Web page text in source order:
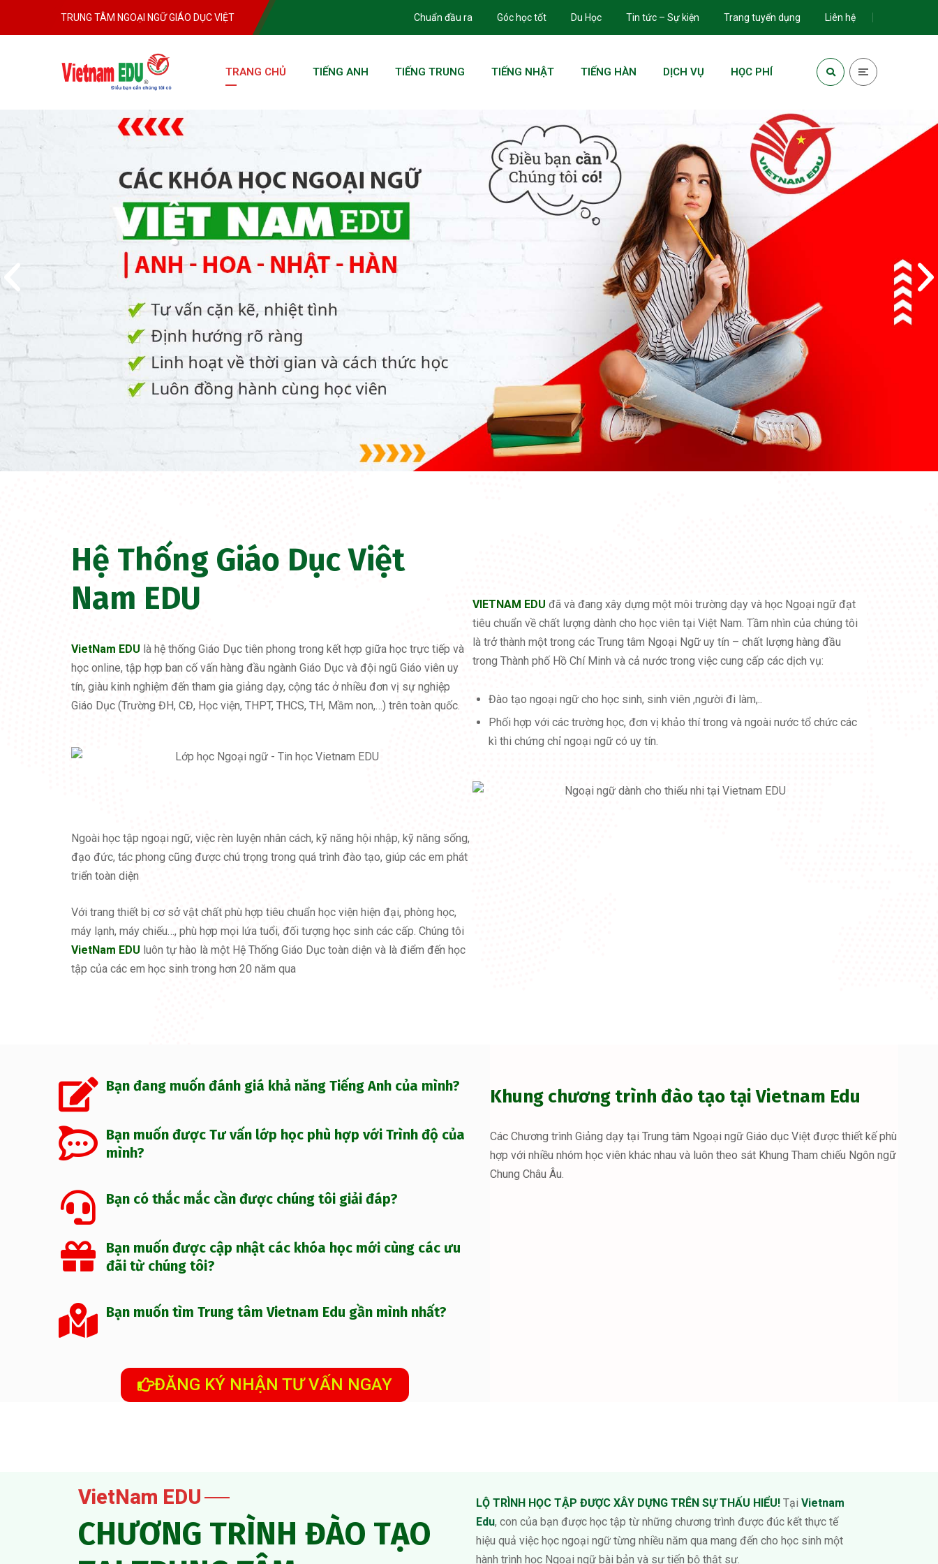
TRUNG TÂM NGOẠI NGỮ GIÁO DỤC VIỆT Chuẩn đầu ra Góc học tốt Du Học Tin tức – Sự kiện Trang tuyển dụng Liên hệ
TRANG CHỦ TIẾNG ANH TIẾNG TRUNG TIẾNG NHẬT TIẾNG HÀN DỊCH VỤ HỌC PHÍ
Hệ Thống Giáo Dục Việt
Nam EDU
VietNam EDU là hệ thống Giáo Dục tiên phong trong kết hợp giữa học trực tiếp và
học online, tập hợp ban cố vấn hàng đầu ngành Giáo Dục và đội ngũ Giáo viên uy
tín, giàu kinh nghiệm đến tham gia giảng dạy, cộng tác ở nhiều đơn vị sự nghiệp
Giáo Dục (Trường ĐH, CĐ, Học viện, THPT, THCS, TH, Mầm non,…) trên toàn quốc.
Ngoài học tập ngoại ngữ, việc rèn luyện nhân cách, kỹ năng hội nhập, kỹ năng sống,
đạo đức, tác phong cũng được chú trọng trong quá trình đào tạo, giúp các em phát
triển toàn diện
Với trang thiết bị cơ sở vật chất phù hợp tiêu chuẩn học viện hiện đại, phòng học,
máy lạnh, máy chiếu…, phù hợp mọi lứa tuổi, đối tượng học sinh các cấp. Chúng tôi
VietNam EDU luôn tự hào là một Hệ Thống Giáo Dục toàn diện và là điểm đến học
tập của các em học sinh trong hơn 20 năm qua
VIETNAM EDU đã và đang xây dựng một môi trường dạy và học Ngoại ngữ đạt
tiêu chuẩn về chất lượng dành cho học viên tại Việt Nam. Tầm nhìn của chúng tôi
là trở thành một trong các Trung tâm Ngoại Ngữ uy tín – chất lượng hàng đầu
trong Thành phố Hồ Chí Minh và cả nước trong việc cung cấp các dịch vụ:
Đào tạo ngoại ngữ cho học sinh, sinh viên ,người đi làm,..
Phối hợp với các trường học, đơn vị khảo thí trong và ngoài nước tổ chức các
kì thi chứng chỉ ngoại ngữ có uy tín.
Bạn đang muốn đánh giá khả năng Tiếng Anh của mình?
Bạn muốn được Tư vấn lớp học phù hợp với Trình độ của
mình?
Bạn có thắc mắc cần được chúng tôi giải đáp?
Bạn muốn được cập nhật các khóa học mới cùng các ưu
đãi từ chúng tôi?
Bạn muốn tìm Trung tâm Vietnam Edu gần mình nhất?
ĐĂNG KÝ NHẬN TƯ VẤN NGAY
Khung chương trình đào tạo tại Vietnam Edu
Các Chương trình Giảng dạy tại Trung tâm Ngoại ngữ Giáo dục Việt được thiết kế phù
hợp với nhiều nhóm học viên khác nhau và luôn theo sát Khung Tham chiếu Ngôn ngữ
Chung Châu Âu.
VietNam EDU
CHƯƠNG TRÌNH ĐÀO TẠO
LỘ TRÌNH HỌC TẬP ĐƯỢC XÂY DỰNG TRÊN SỰ THẤU HIỂU! Tại Vietnam
Edu, con của bạn được học tập từ những chương trình được đúc kết thực tế
hiệu quả việc học ngoại ngữ từng nhiều năm qua mang đến cho học sinh một
hành trình học Ngoại ngữ bài bản và sự tiến bộ thật sự.